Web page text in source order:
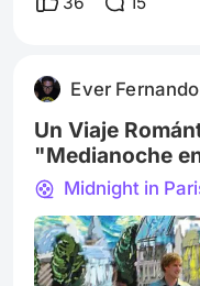
Robert McCall, an
mysterious past
captiva
Ever Fernando
Un Viaje
"Medianoche
Midnight in